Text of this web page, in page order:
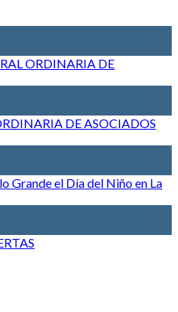
ORDINARIA DE
DE ASOCIADOS
Grande el Día del Niño en La